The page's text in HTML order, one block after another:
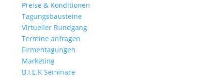
Preise & Konditionen
Tagungsbausteine
Virtueller Rundgang
Termine anfragen
Firmentagungen
Marketing
B.I.E.K Seminare